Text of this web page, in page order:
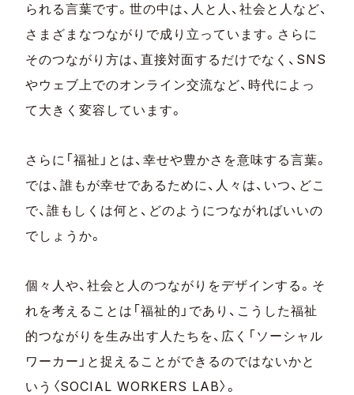
られる言葉です。世の中は、人と人、社会と人など、
さまざまなつながりで成り立っています。さらに
そのつながり方は、直接対面するだけでなく、SNS
やウェブ上でのオンライン交流など、時代によっ
て大きく変容しています。
さらに「福祉」とは、幸せや豊かさを意味する言葉。
では、誰もが幸せであるために、人々は、いつ、どこ
で、誰もしくは何と、どのようにつながればいいの
でしょうか。
個々人や、社会と人のつながりをデザインする。そ
れを考えることは「福祉的」であり、こうした福祉
的つながりを生み出す人たちを、広く「ソーシャル
ワーカー」と捉えることができるのではないかと
いう〈SOCIAL WORKERS LAB〉。